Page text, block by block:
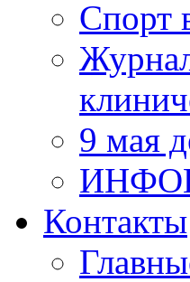
Спорт
9 мая
Контакты